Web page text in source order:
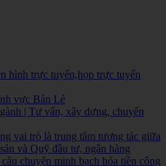
hình trực tuyến,họp trực tuyến
vực Bán Lẻ
| Tư vấn, xây dựng, chuyển
vai trò là trung tâm tương tác giữa
và Quỹ đầu tư, ngân hàng
chuyện minh bạch hóa tiền công